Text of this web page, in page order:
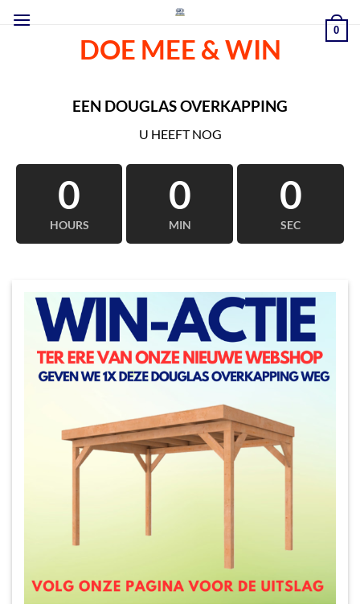
naar
0
DOE MEE & WIN
EEN DOUGLAS OVERKAPPING
U HEEFT NOG
0
HOURS
0
MIN
0
SEC